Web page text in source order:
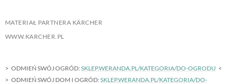
MATERIAŁ PARTNERA KÄRCHER
WWW.KARCHER.PL
ODMIEŃ SWÓJ OGRÓD:SKLEP.WERANDA.PL/KATEGORIA/DO-OGRODU
ODMIEŃ SWÓJ DOM I OGRÓD:SKLEP.WERANDA.PL/KATEGORIA/DO-